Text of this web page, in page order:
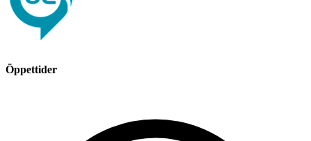
Öppettider